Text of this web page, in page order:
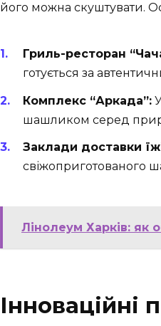
його можна скуштувати.
Гриль-ресторан
готується за
Комплекс “Аркада”:
шашликом серед
Заклади доставки
свіжоприготованого
Лінолеум Харків: як
Інноваційні